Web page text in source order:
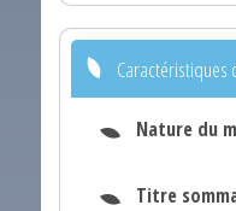
Caractéristiques
Nature du
Titre